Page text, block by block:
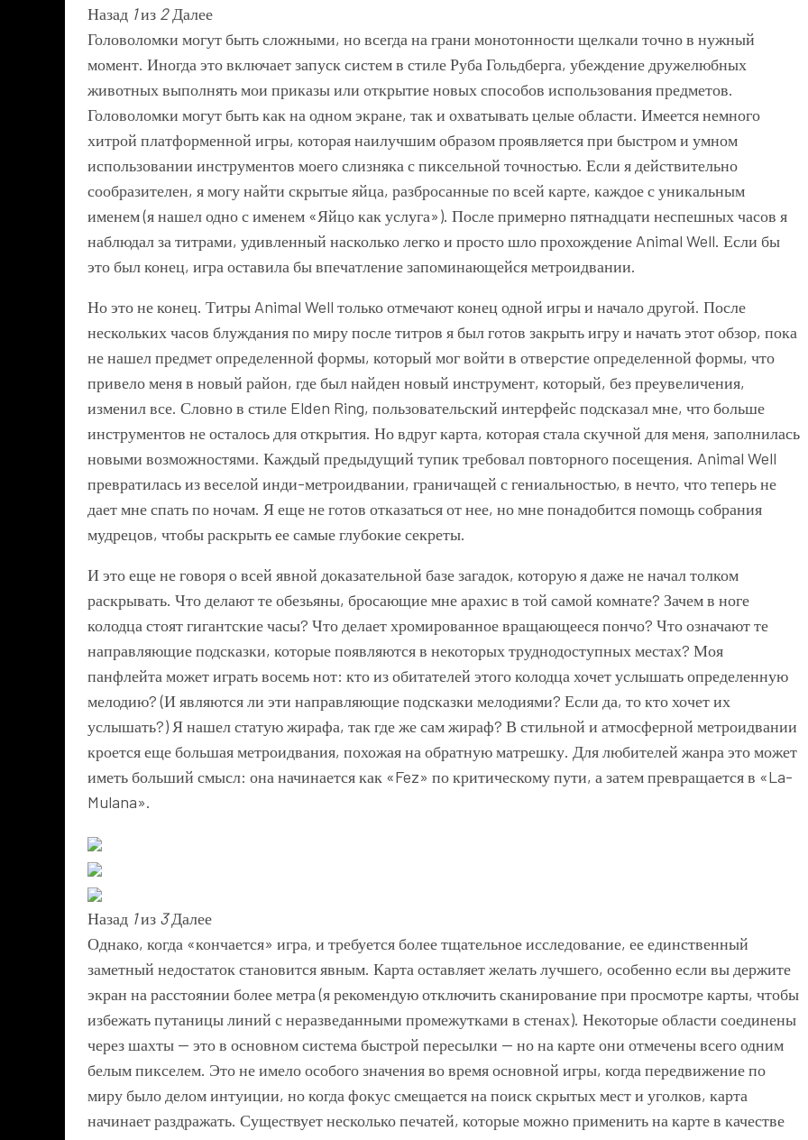
Назад 1из 2 Далее
Головоломки могут быть сложными, но всегда на грани монотонности щелкали точно в нужный
момент. Иногда это включает запуск систем в стиле Руба Гольдберга, убеждение дружелюбных
животных выполнять мои приказы или открытие новых способов использования предметов.
Головоломки могут быть как на одном экране, так и охватывать целые области. Имеется немного
хитрой платформенной игры, которая наилучшим образом проявляется при быстром и умном
использовании инструментов моего слизняка с пиксельной точностью. Если я действительно
сообразителен, я могу найти скрытые яйца, разбросанные по всей карте, каждое с уникальным
именем (я нашел одно с именем «Яйцо как услуга»). После примерно пятнадцати неспешных часов я
наблюдал за титрами, удивленный насколько легко и просто шло прохождение Animal Well. Если бы
это был конец, игра оставила бы впечатление запоминающейся метроидвании.
Но это не конец. Титры Animal Well только отмечают конец одной игры и начало другой. После
нескольких часов блуждания по миру после титров я был готов закрыть игру и начать этот обзор, пока
не нашел предмет определенной формы, который мог войти в отверстие определенной формы, что
привело меня в новый район, где был найден новый инструмент, который, без преувеличения,
изменил все. Словно в стиле Elden Ring, пользовательский интерфейс подсказал мне, что больше
инструментов не осталось для открытия. Но вдруг карта, которая стала скучной для меня, заполнилась
новыми возможностями. Каждый предыдущий тупик требовал повторного посещения. Animal Well
превратилась из веселой инди-метроидвании, граничащей с гениальностью, в нечто, что теперь не
дает мне спать по ночам. Я еще не готов отказаться от нее, но мне понадобится помощь собрания
мудрецов, чтобы раскрыть ее самые глубокие секреты.
И это еще не говоря о всей явной доказательной базе загадок, которую я даже не начал толком
раскрывать. Что делают те обезьяны, бросающие мне арахис в той самой комнате? Зачем в ноге
колодца стоят гигантские часы? Что делает хромированное вращающееся пончо? Что означают те
направляющие подсказки, которые появляются в некоторых труднодоступных местах? Моя
панфлейта может играть восемь нот: кто из обитателей этого колодца хочет услышать определенную
мелодию? (И являются ли эти направляющие подсказки мелодиями? Если да, то кто хочет их
услышать?) Я нашел статую жирафа, так где же сам жираф? В стильной и атмосферной метроидвании
кроется еще большая метроидвания, похожая на обратную матрешку. Для любителей жанра это может
иметь больший смысл: она начинается как «Fez» по критическому пути, а затем превращается в «La-
Mulana».
Назад 1из 3 Далее
Однако, когда «кончается» игра, и требуется более тщательное исследование, ее единственный
заметный недостаток становится явным. Карта оставляет желать лучшего, особенно если вы держите
экран на расстоянии более метра (я рекомендую отключить сканирование при просмотре карты, чтобы
избежать путаницы линий с неразведанными промежутками в стенах). Некоторые области соединены
через шахты — это в основном система быстрой пересылки — но на карте они отмечены всего одним
белым пикселем. Это не имело особого значения во время основной игры, когда передвижение по
миру было делом интуиции, но когда фокус смещается на поиск скрытых мест и уголков, карта
начинает раздражать. Существует несколько печатей, которые можно применить на карте в качестве